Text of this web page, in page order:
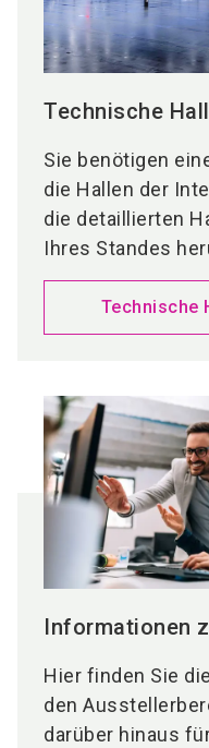
Die NürnbergMesse
PartnerHotels
wenden Sie sich an
Vertrauens oder
Wunschhotel.
Technische
Sie benötigen
die Hallen der
die detaillierten
Ihres Standes
Technische
Informationen
Hier finden Sie
den
darüber hinaus